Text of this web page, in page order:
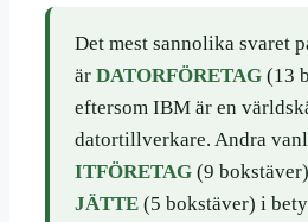
Det mest sannolika svaret
är DATORFÖRETAG(13
eftersom IBM är en
datortillverkare. Andra
ITFÖRETAG(9
JÄTTE(5 bokstäver) i